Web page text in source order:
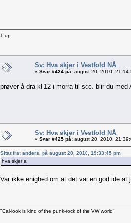
1 up
Sv: Hva skjer i Vestfold NÅ
« Svar #424 på: august 20, 2010,
prøver å dra kl 12 i morra til scc. blir du med
Sv: Hva skjer i Vestfold NÅ
« Svar #425 på: august 20, 2010,
Sitat fra: anders. på august 20, 2010, 19:33:45 pm
hva skjer a
Var ikke enighed om at det var en god ide
"Cal-look is kind of the punk-rock of the VW world"